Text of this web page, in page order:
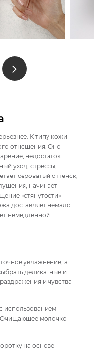
К типу кожи
отношения. Оно
недостаток
уход, стрессы,
сероватый оттенок,
начинает
«стянутости»
доставляет немало
немедленной
увлажнение, а
деликатные и
и чувства
использованием
молочко
на основе